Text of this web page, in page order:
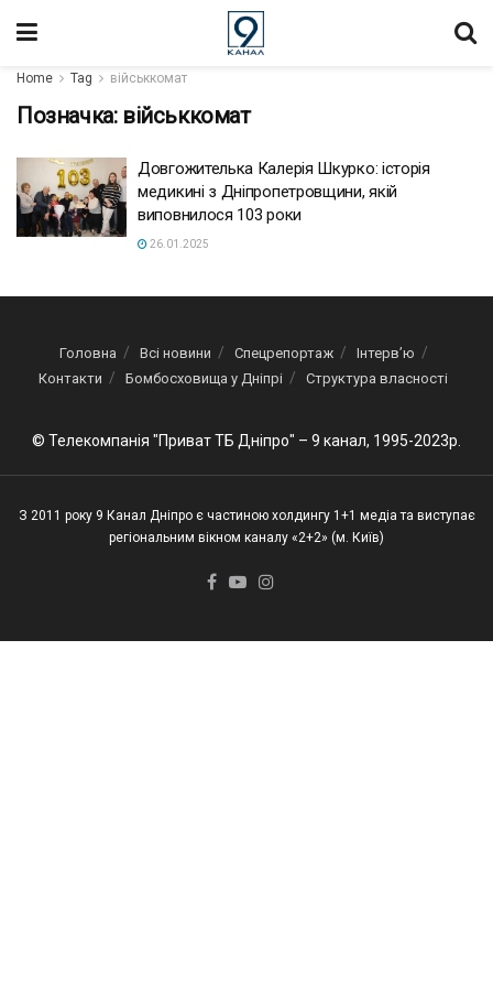
Home Tag військкомат
Позначка: військкомат
Довгожителька Калерія Шкурко: історія
медикині з Дніпропетровщини, якій
виповнилося 103 роки
26.01.2025
Головна Всі новини Спецрепортаж
Інтерв’ю
Контакти
Бомбосховища у Дніпрі Структура власності
© Телекомпанія "Приват ТБ Дніпро" – 9 канал, 1995-2023р.
З 2011 року 9 Канал Дніпро є частиною холдингу 1+1 медіа та виступає
регіональним вікном каналу «2+2» (м. Київ)